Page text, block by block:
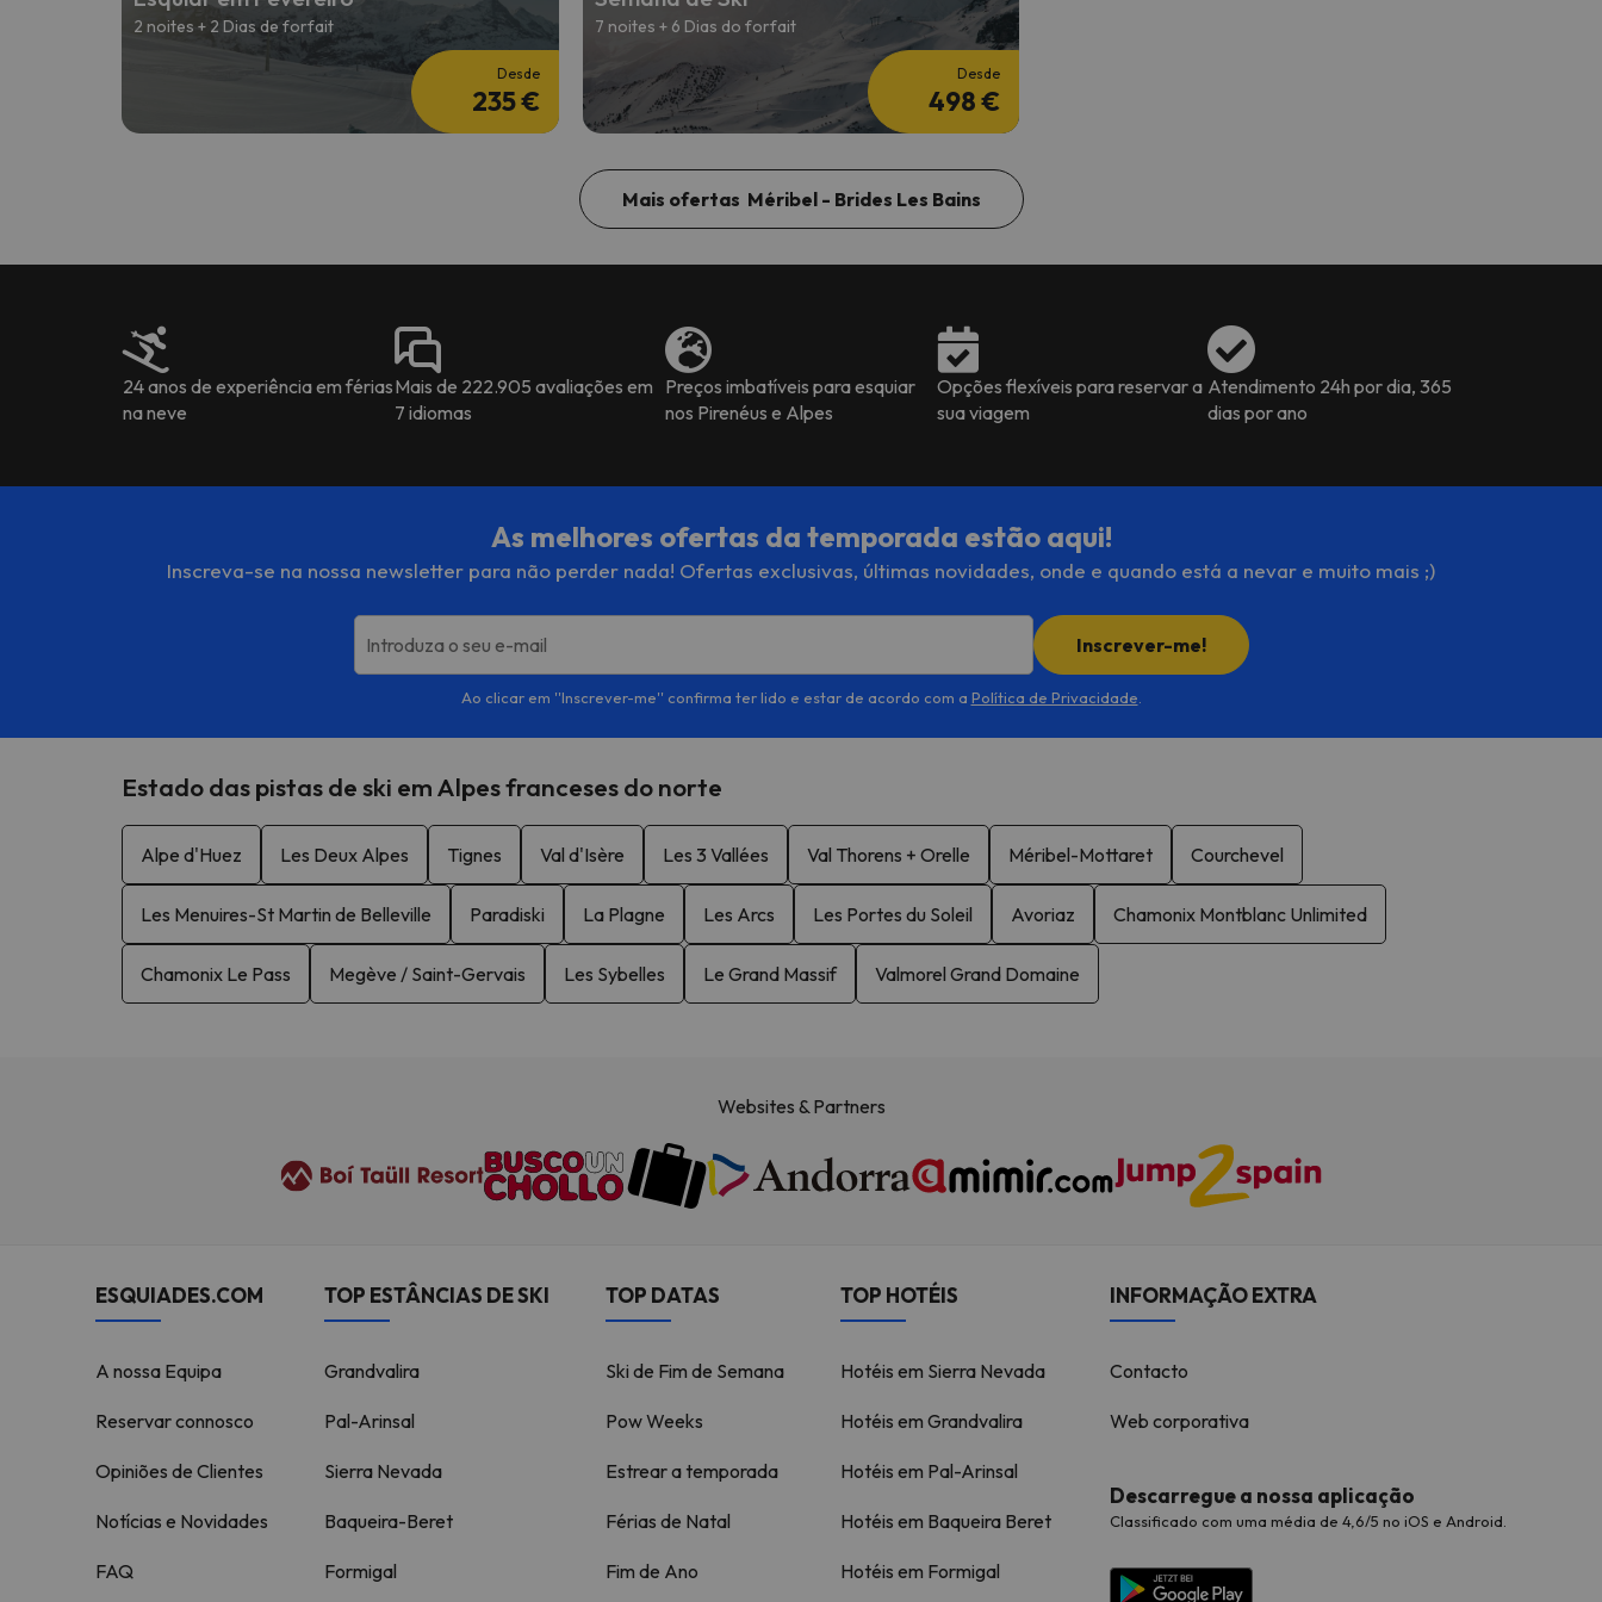
2 noites + 2 Dias de forfait
Desde
235 €
7 noites + 6 Dias do forfait
Desde
498 €
Mais ofertas Méribel - Brides Les Bains
24 anos de experiência em férias
na neve
Mais de 222.905 avaliações em
7 idiomas
Preços imbatíveis para esquiar
nos Pirenéus e Alpes
Opções flexíveis para reservar a
sua viagem
Atendimento 24h por dia, 365
dias por ano
As melhores ofertas da temporada estão aqui!
Inscreva-se na nossa newsletter para não perder nada! Ofertas exclusivas, últimas novidades, onde e quando está a nevar e muito mais ;)
Introduza o seu e-mail Inscrever-me!
Ao clicar em ''Inscrever-me'' confirma ter lido e estar de acordo com a Política de Privacidade
Estado das pistas de ski em Alpes franceses do norte
Alpe d'Huez Les Deux Alpes Tignes Val d'Isère Les 3 Vallées Val Thorens + Orelle Méribel-Mottaret Courchevel
Les Menuires-St Martin de Belleville Paradiski La Plagne Les Arcs Les Portes du Soleil Avoriaz Chamonix Montblanc Unlimited
Chamonix Le Pass Megève / Saint-Gervais Les Sybelles Le Grand Massif Valmorel Grand Domaine
Websites & Partners
ESQUIADES.COM
A nossa Equipa
Reservar connosco
Opiniões de Clientes
Notícias e Novidades
FAQ
TOP ESTÂNCIAS DE SKI
Grandvalira
Pal-Arinsal
Sierra Nevada
Baqueira-Beret
Formigal
TOP DATAS
Ski de Fim de Semana
Pow Weeks
Estrear a temporada
Férias de Natal
Fim de Ano
TOP HOTÉIS
Hotéis em Sierra Nevada
Hotéis em Grandvalira
Hotéis em Pal-Arinsal
Hotéis em Baqueira Beret
Hotéis em Formigal
INFORMAÇÃO EXTRA
Contacto
Web corporativa
Descarregue a nossa aplicação
Classificado com uma média de 4,6/5 no iOS e Android.